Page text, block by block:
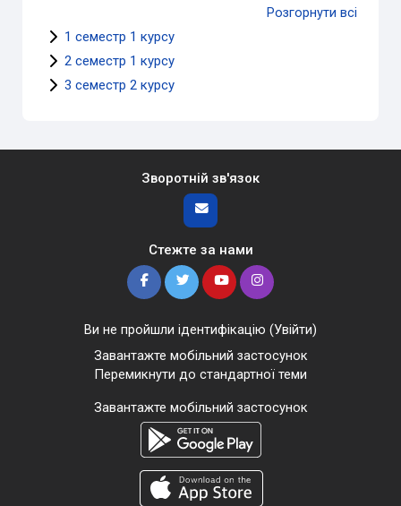
Розгорнути всі
1 семестр 1 курсу
2 семестр 1 курсу
3 семестр 2 курсу
Зворотній зв'язок
Стежте за нами
Ви не пройшли ідентифікацію (Увійти)
Завантажте мобільний застосунок
Перемикнути до стандартної теми
Завантажте мобільний застосунок